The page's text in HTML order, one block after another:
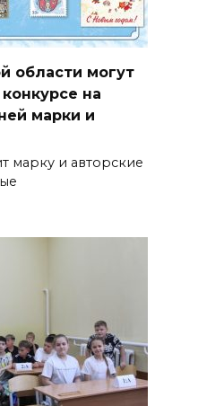
области могут
на
марки и
марку и авторские